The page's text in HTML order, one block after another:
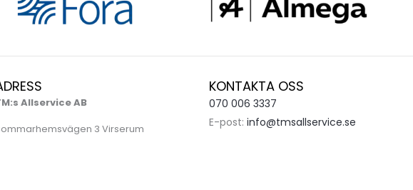
Allservice AB
3 Virserum
KONTAKTA OSS
070 006 3337
E-post: info@tmsallservice.se